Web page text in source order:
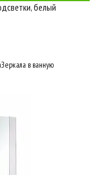
белый
Зеркала в ванную